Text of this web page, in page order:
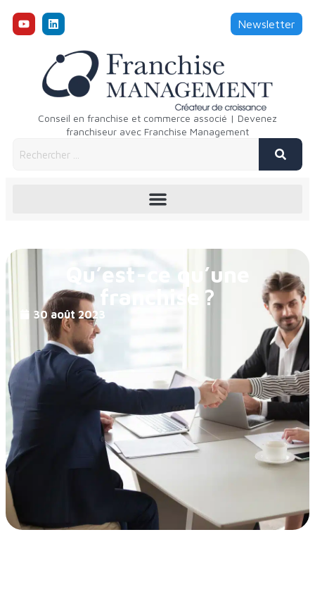
Newsletter
Conseil en franchise et commerce associé | Devenez
franchiseur avec Franchise Management
Qu’est-ce qu’une
franchise ?
30 août 2023